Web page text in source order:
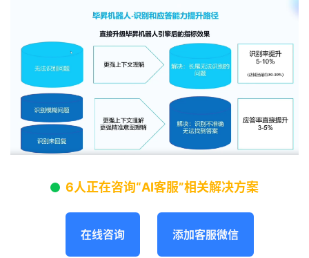
6人正在咨询“AI客服”相关解决方案
在线咨询 添加客服微信